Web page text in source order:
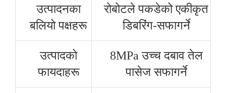
उत्पादनका
बलियो पक्षहरू
रोबोटले पकडेको एकीकृत
डिबरिंग-सफागर्ने
उत्पादको
फायदाहरू
8MPa उच्च दबाव तेल
पासेज सफागर्ने